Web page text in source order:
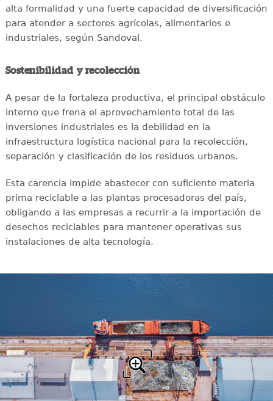
alta formalidad y una fuerte capacidad de diversificación
para atender a sectores agrícolas, alimentarios e
industriales, según Sandoval.
Sostenibilidad y recolección
A pesar de la fortaleza productiva, el principal obstáculo
interno que frena el aprovechamiento total de las
inversiones industriales es la debilidad en la
infraestructura logística nacional para la recolección,
separación y clasificación de los residuos urbanos.
Esta carencia impide abastecer con suficiente materia
prima reciclable a las plantas procesadoras del país,
obligando a las empresas a recurrir a la importación de
desechos reciclables para mantener operativas sus
instalaciones de alta tecnología.